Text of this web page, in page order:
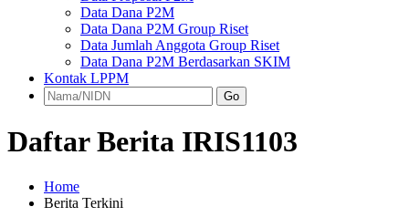
Data Dana P2M
Data Dana P2M Group Riset
Data Jumlah Anggota Group Riset
Data Dana P2M Berdasarkan SKIM
Kontak LPPM
Go
Daftar Berita IRIS1103
Home
Berita Terkini